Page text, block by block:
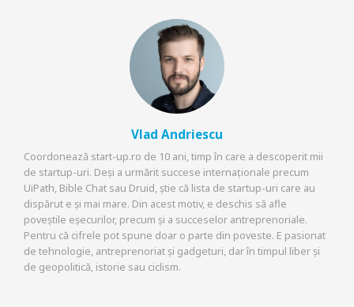
Vlad Andriescu
Coordonează start-up.ro de 10 ani, timp în care a descoperit mii
de startup-uri. Deși a urmărit succese internaționale precum
UiPath, Bible Chat sau Druid, știe că lista de startup-uri care au
dispărut e și mai mare. Din acest motiv, e deschis să afle
poveștile eșecurilor, precum și a succeselor antreprenoriale.
Pentru că cifrele pot spune doar o parte din poveste. E pasionat
de tehnologie, antreprenoriat și gadgeturi, dar în timpul liber și
de geopolitică, istorie sau ciclism.